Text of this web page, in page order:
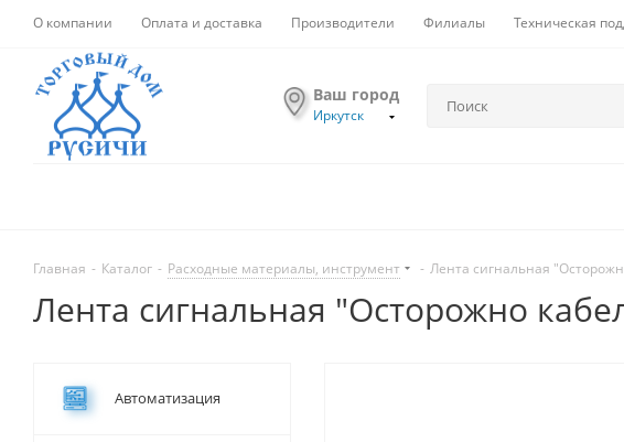
О компании Оплата и доставка Производители Филиалы Техническая
Ваш город
Иркутск
Главная - Каталог - Расходные материалы, инструмент - Лента сигнальная
Лента сигнальная "Осторожно
Автоматизация